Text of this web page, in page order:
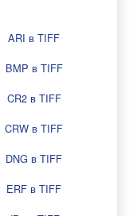
ARI в TIFF
BMP в TIFF
CR2 в TIFF
CRW в TIFF
DNG в TIFF
ERF в TIFF